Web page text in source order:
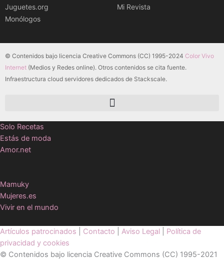
Juguetes.org
Monólogos
Mi Revista
© Contenidos bajo licencia Creative Commons (CC) 1995-2024 Color Vivo
Internet (Medios y Redes online). Otros contenidos se cita fuente.
Infraestructura cloud servidores dedicados de Stackscale.
Solo Recetas
Estás de moda
Amor.net
Mamuky
Mujeres.es
Vivir en el mundo
Artículos patrocinados Contacto Aviso Legal
Política de
privacidad y cookies
© Contenidos bajo licencia Creative Commons (CC) 1995-2021